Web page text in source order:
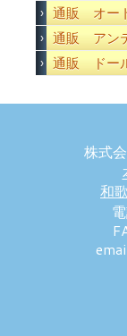
通販 オー
通販 アン
通販 ドー
株式
和